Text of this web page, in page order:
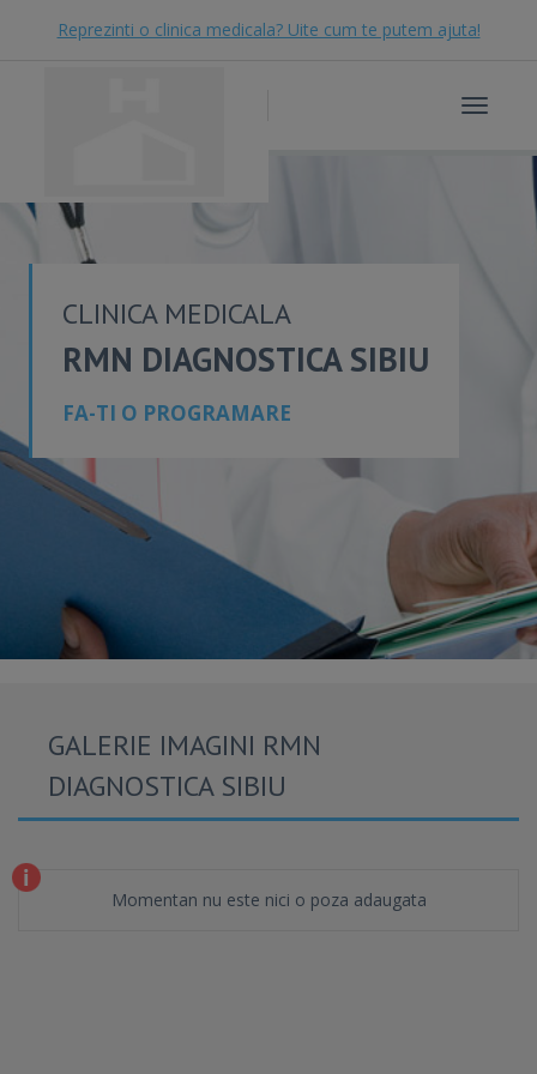
Reprezinti o clinica medicala? Uite cum te putem ajuta!
Toggle
CLINICA MEDICALA
RMN DIAGNOSTICA SIBIU
FA-TI O PROGRAMARE
GALERIE IMAGINI RMN
DIAGNOSTICA SIBIU
Momentan nu este nici o poza adaugata